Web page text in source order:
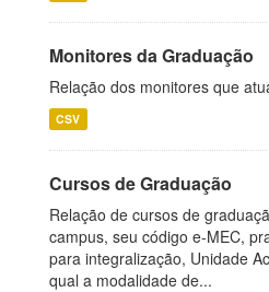
Monitores da Graduação
Relação dos monitores que
CSV
Cursos de Graduação
Relação de cursos de
campus, seu código e-MEC,
para integralização, Unidade
qual a modalidade de...